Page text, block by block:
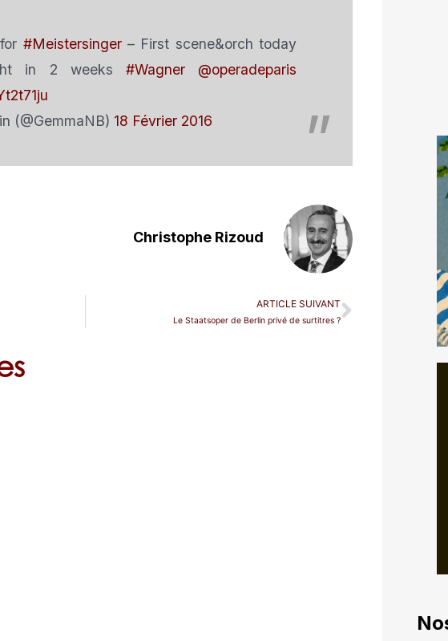
#Meistersinger– First scene&orch today
in 2 weeks #Wagner
@operadeparis
(@GemmaNB) 18 Février 2016
Christophe Rizoud
ARTICLE SUIVANT
Le Staatsoper de Berlin privé de surtitres ?